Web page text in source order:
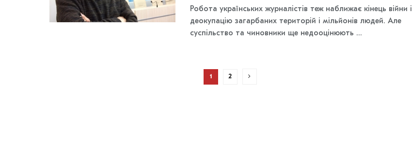
Робота українських журналістів теж наближає кінець війни і
деокупацію загарбаних територій і мільйонів людей. Але
суспільство та чиновники ще недооцінюють ...
1 2